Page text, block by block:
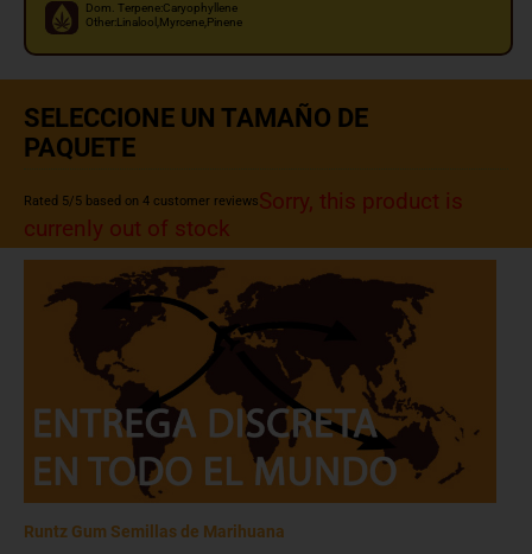
Dom. Terpene:Caryophyllene
Other:Linalool,Myrcene,Pinene
SELECCIONE UN TAMAÑO DE
PAQUETE
Rated 5/5 based on 4 customer reviewsSorry, this product is
currenly out of stock
Runtz Gum Semillas de Marihuana